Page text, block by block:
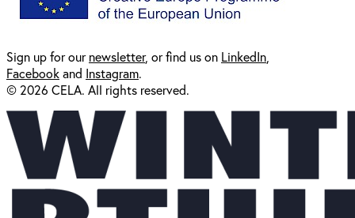
Sign up for ournewsletter, or find us on LinkedIn
Facebookand Instagram.
© 2026 CELA. All rights reserved.